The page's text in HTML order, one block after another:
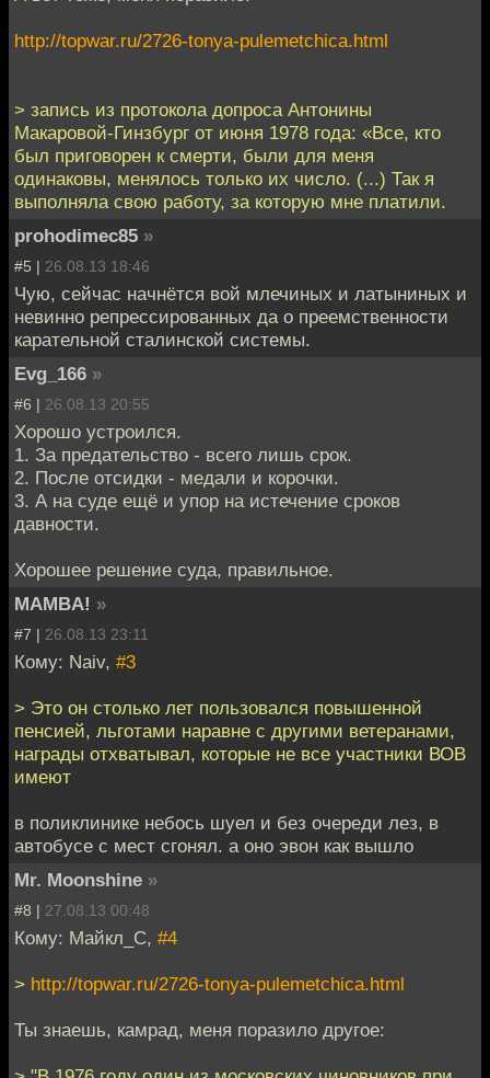
http://topwar.ru/2726-tonya-pulemetchica.html
> запись из протокола допроса Антонины
Макаровой-Гинзбург от июня 1978 года: «Все, кто
был приговорен к смерти, были для меня
одинаковы, менялось только их число. (...) Так я
выполняла свою работу, за которую мне платили.
prohodimec85 »
#5 | 26.08.13 18:46
Чую, сейчас начнётся вой млечиных и латыниных и
невинно репрессированных да о преемственности
карательной сталинской системы.
Evg_166 »
#6 | 26.08.13 20:55
Хорошо устроился.
1. За предательство - всего лишь срок.
2. После отсидки - медали и корочки.
3. А на суде ещё и упор на истечение сроков
давности.
Хорошее решение суда, правильное.
MAMBA! »
#7 | 26.08.13 23:11
Кому: Naiv, #3
> Это он столько лет пользовался повышенной
пенсией, льготами наравне с другими ветеранами,
награды отхватывал, которые не все участники ВОВ
имеют
в поликлинике небось шуел и без очереди лез, в
автобусе с мест сгонял. а оно эвон как вышло
Mr. Moonshine »
#8 | 27.08.13 00:48
Кому: Майкл_С, #4
> http://topwar.ru/2726-tonya-pulemetchica.html
Ты знаешь, камрад, меня поразило другое: